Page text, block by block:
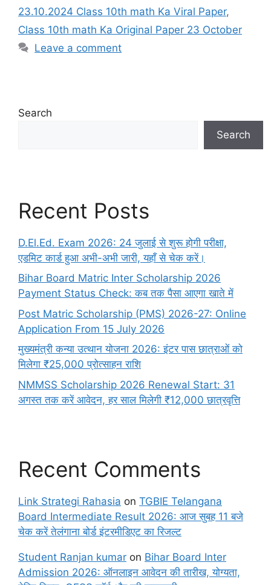
23.10.2024 Class 10th math Ka Viral Paper,
Class 10th math Ka Original Paper 23 October
Leave a comment
Search
Search
Recent Posts
D.El.Ed. Exam 2026: 24 जुलाई से शुरू होगी परीक्षा,
एडमिट कार्ड हुआ अभी-अभी जारी, यहाँ से चेक करें।
Bihar Board Matric Inter Scholarship 2026
Payment Status Check: कब तक पैसा आएगा खाते में
Post Matric Scholarship (PMS) 2026-27: Online
Application From 15 July 2026
मुख्यमंत्री कन्या उत्थान योजना 2026: इंटर पास छात्राओं को
मिलेगा ₹25,000 प्रोत्साहन राशि
NMMSS Scholarship 2026 Renewal Start: 31
अगस्त तक करें आवेदन, हर साल मिलेगी ₹12,000 छात्रवृत्ति
Recent Comments
Link Strategi Rahasia on TGBIE Telangana
Board Intermediate Result 2026: आज सुबह 11 बजे
चेक करें तेलंगाना बोर्ड इंटरमीडिएट का रिजल्ट
Student Ranjan kumar on Bihar Board Inter
Admission 2026: ऑनलाइन आवेदन की तारीख, योग्यता,